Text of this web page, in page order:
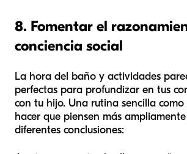
8. Fomentar el
conciencia social
La hora del baño y actividades
perfectas para profundizar en tus
con tu hijo. Una rutina sencilla
hacer que piensen más
diferentes conclusiones: